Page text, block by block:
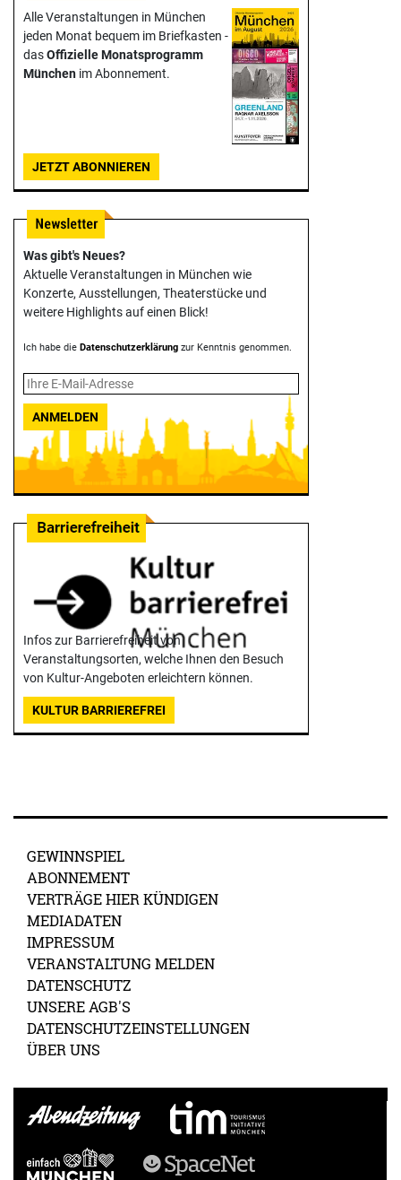
Alle Veranstaltungen in München
jeden Monat bequem im Briefkasten -
dasOffizielle Monats­programm
München im Abonnement.
JETZT ABONNIEREN
Was gibt's Neues?
Aktuelle Veranstaltungen in München wie
Konzerte, Ausstellungen, Theater­stücke und
weitere Highlights auf einen Blick!
Ich habe die Datenschutzerklärung zur Kenntnis genommen.
ANMELDEN
Infos zur Barrierefreiheit von
Veranstaltungsorten, welche Ihnen den Besuch
von Kultur-Angeboten erleichtern können.
KULTUR BARRIEREFREI
GEWINNSPIEL
ABONNEMENT
VERTRÄGE HIER KÜNDIGEN
MEDIADATEN
IMPRESSUM
VERANSTALTUNG MELDEN
DATENSCHUTZ
UNSERE AGB'S
DATENSCHUTZEINSTELLUNGEN
ÜBER UNS